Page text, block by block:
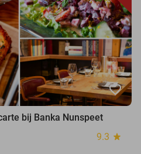
favorite_border
bij Banka Nunspeet
9.3 star